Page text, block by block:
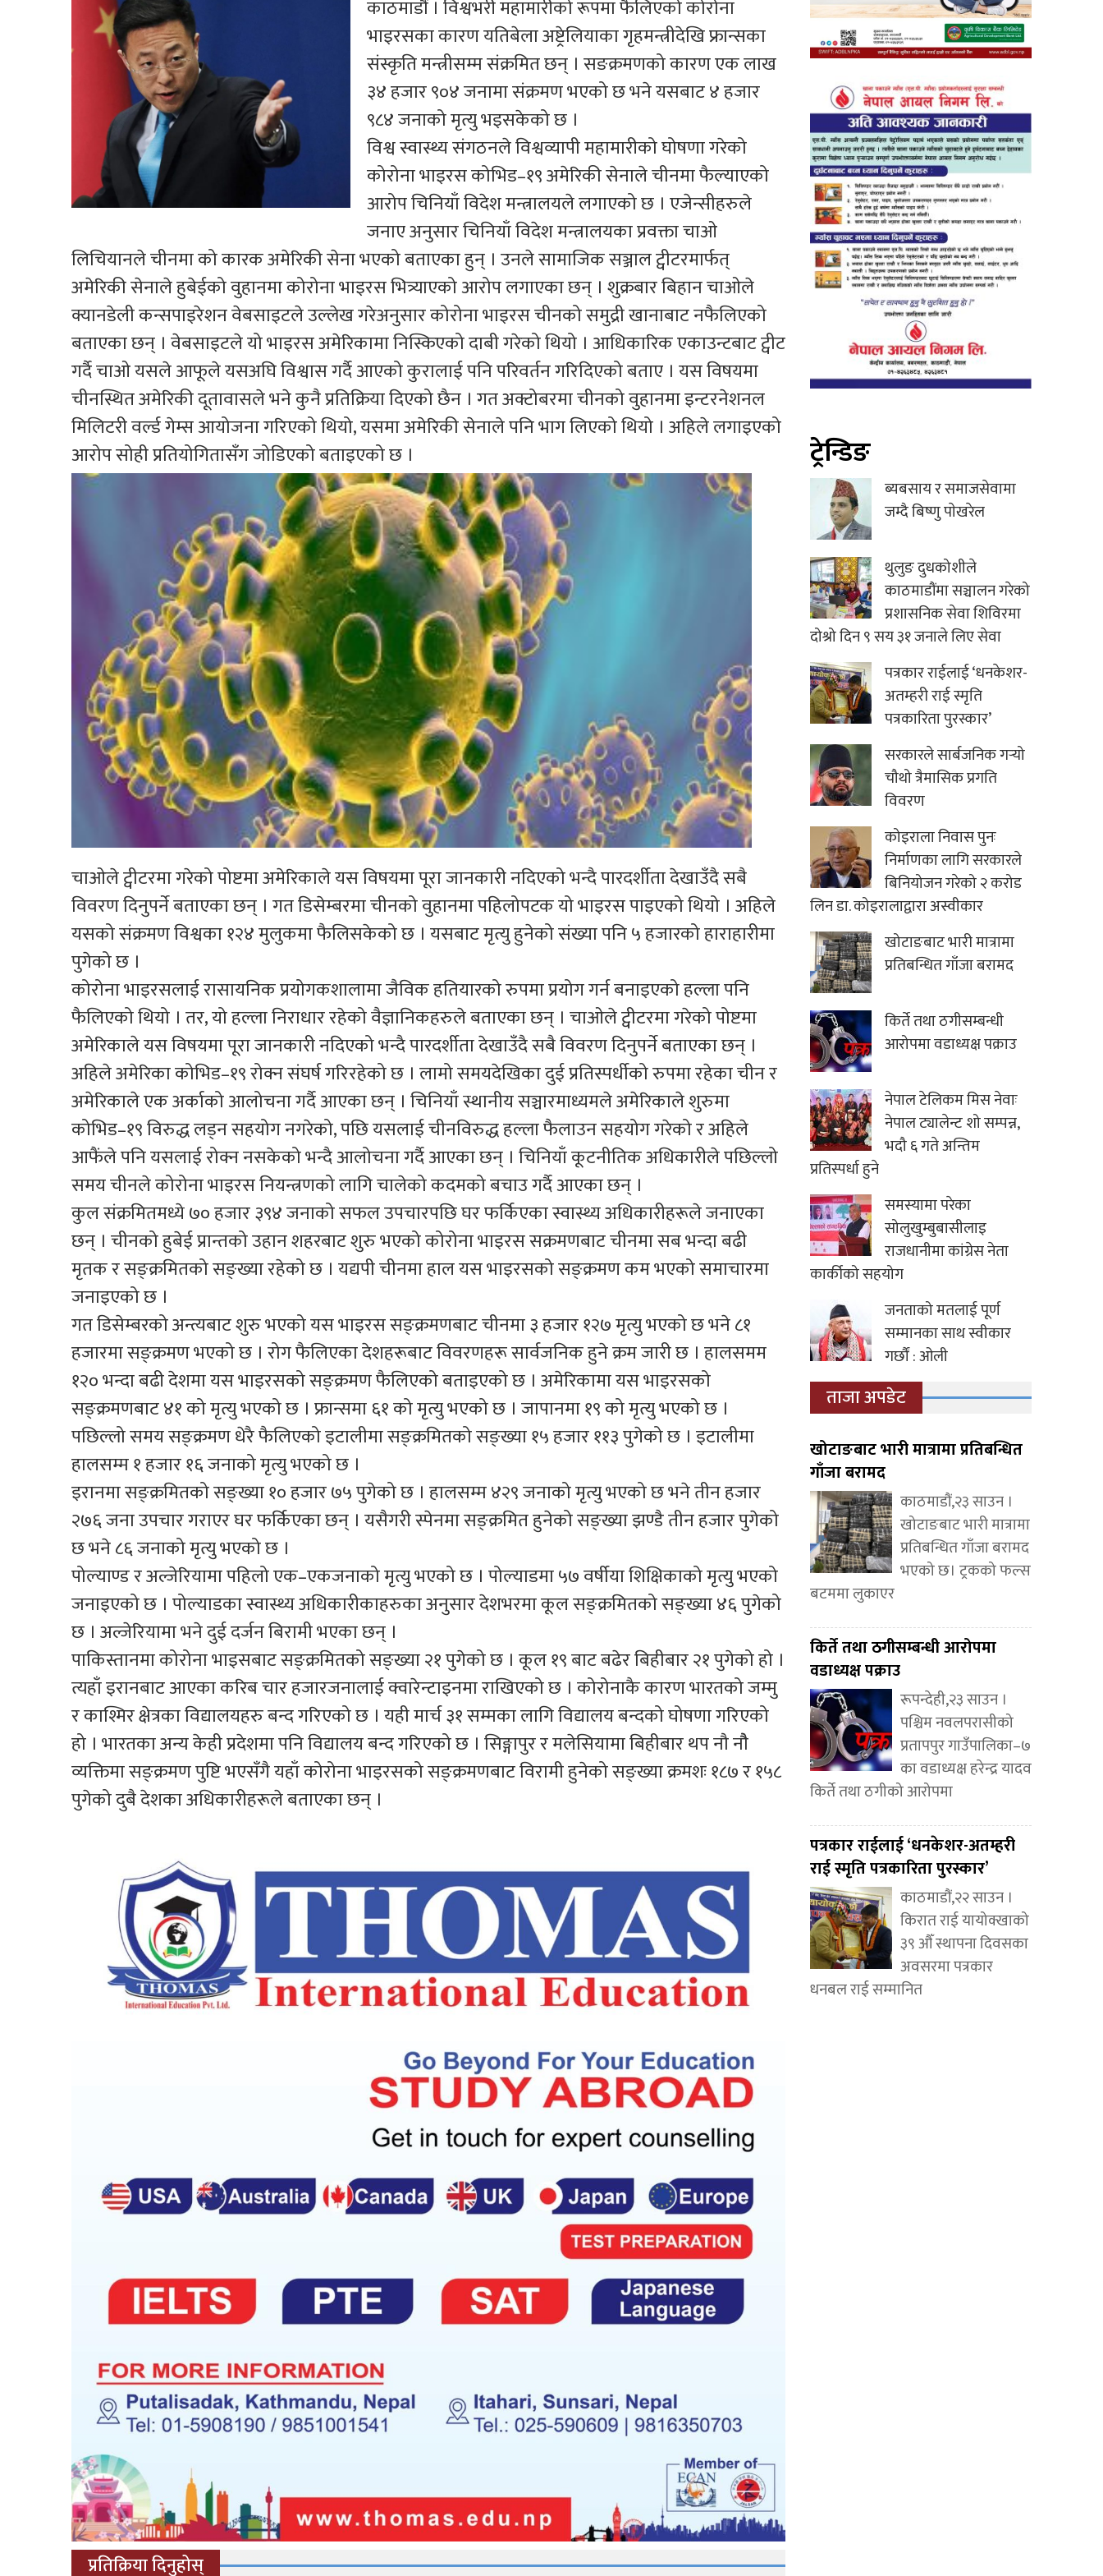
काठमाडौं । विश्वभरी महामारीको रूपमा फैलिएको कोरोना
भाइरसका कारण यतिबेला अष्ट्रेलियाका गृहमन्त्रीदेखि फ्रान्सका
संस्कृति मन्त्रीसम्म संक्रमित छन् । सङक्रमणको कारण एक लाख
३४ हजार ९०४ जनामा संक्रमण भएको छ भने यसबाट ४ हजार
९८४ जनाको मृत्यु भइसकेको छ ।
विश्व स्वास्थ्य संगठनले विश्वव्यापी महामारीको घोषणा गरेको
कोरोना भाइरस कोभिड–१९ अमेरिकी सेनाले चीनमा फैल्याएको
आरोप चिनियाँ विदेश मन्त्रालयले लगाएको छ । एजेन्सीहरुले
जनाए अनुसार चिनियाँ विदेश मन्त्रालयका प्रवक्ता चाओ
लिचियानले चीनमा को कारक अमेरिकी सेना भएको बताएका हुन् । उनले सामाजिक सञ्जाल ट्वीटरमार्फत्
अमेरिकी सेनाले हुबेईको वुहानमा कोरोना भाइरस भित्र्याएको आरोप लगाएका छन् । शुक्रबार बिहान चाओले
क्यानडेली कन्सपाइरेशन वेबसाइटले उल्लेख गरेअनुसार कोरोना भाइरस चीनको समुद्री खानाबाट नफैलिएको
बताएका छन् । वेबसाइटले यो भाइरस अमेरिकामा निस्किएको दाबी गरेको थियो । आधिकारिक एकाउन्टबाट ट्वीट
गर्दै चाओ यसले आफूले यसअघि विश्वास गर्दै आएको कुरालाई पनि परिवर्तन गरिदिएको बताए । यस विषयमा
चीनस्थित अमेरिकी दूतावासले भने कुनै प्रतिक्रिया दिएको छैन । गत अक्टोबरमा चीनको वुहानमा इन्टरनेशनल
मिलिटरी वर्ल्ड गेम्स आयोजना गरिएको थियो, यसमा अमेरिकी सेनाले पनि भाग लिएको थियो । अहिले लगाइएको
आरोप सोही प्रतियोगितासँग जोडिएको बताइएको छ ।
चाओले ट्वीटरमा गरेको पोष्टमा अमेरिकाले यस विषयमा पूरा जानकारी नदिएको भन्दै पारदर्शीता देखाउँदै सबै
विवरण दिनुपर्ने बताएका छन् । गत डिसेम्बरमा चीनको वुहानमा पहिलोपटक यो भाइरस पाइएको थियो । अहिले
यसको संक्रमण विश्वका १२४ मुलुकमा फैलिसकेको छ । यसबाट मृत्यु हुनेको संख्या पनि ५ हजारको हाराहारीमा
पुगेको छ ।
कोरोना भाइरसलाई रासायनिक प्रयोगकशालामा जैविक हतियारको रुपमा प्रयोग गर्न बनाइएको हल्ला पनि
फैलिएको थियो । तर, यो हल्ला निराधार रहेको वैज्ञानिकहरुले बताएका छन् । चाओले ट्वीटरमा गरेको पोष्टमा
अमेरिकाले यस विषयमा पूरा जानकारी नदिएको भन्दै पारदर्शीता देखाउँदै सबै विवरण दिनुपर्ने बताएका छन् ।
अहिले अमेरिका कोभिड–१९ रोक्न संघर्ष गरिरहेको छ । लामो समयदेखिका दुई प्रतिस्पर्धीको रुपमा रहेका चीन र
अमेरिकाले एक अर्काको आलोचना गर्दै आएका छन् । चिनियाँ स्थानीय सञ्चारमाध्यमले अमेरिकाले शुरुमा
कोभिड–१९ विरुद्ध लड्न सहयोग नगरेको, पछि यसलाई चीनविरुद्ध हल्ला फैलाउन सहयोग गरेको र अहिले
आफैंले पनि यसलाई रोक्न नसकेको भन्दै आलोचना गर्दै आएका छन् । चिनियाँ कूटनीतिक अधिकारीले पछिल्लो
समय चीनले कोरोना भाइरस नियन्त्रणको लागि चालेको कदमको बचाउ गर्दै आएका छन् ।
कुल संक्रमितमध्ये ७० हजार ३९४ जनाको सफल उपचारपछि घर फर्किएका स्वास्थ्य अधिकारीहरूले जनाएका
छन् । चीनको हुबेई प्रान्तको उहान शहरबाट शुरु भएको कोरोना भाइरस सक्रमणबाट चीनमा सब भन्दा बढी
मृतक र सङ्क्रमितको सङ्ख्या रहेको छ । यद्यपी चीनमा हाल यस भाइरसको सङ्क्रमण कम भएको समाचारमा
जनाइएको छ ।
गत डिसेम्बरको अन्त्यबाट शुरु भएको यस भाइरस सङ्क्रमणबाट चीनमा ३ हजार १२७ मृत्यु भएको छ भने ८१
हजारमा सङ्क्रमण भएको छ । रोग फैलिएका देशहरूबाट विवरणहरू सार्वजनिक हुने क्रम जारी छ । हालसमम
१२० भन्दा बढी देशमा यस भाइरसको सङ्क्रमण फैलिएको बताइएको छ । अमेरिकामा यस भाइरसको
सङ्क्रमणबाट ४१ को मृत्यु भएको छ । फ्रान्समा ६१ को मृत्यु भएको छ । जापानमा १९ को मृत्यु भएको छ ।
पछिल्लो समय सङ्क्रमण धेरै फैलिएको इटालीमा सङ्क्रमितको सङ्ख्या १५ हजार ११३ पुगेको छ । इटालीमा
हालसम्म १ हजार १६ जनाको मृत्यु भएको छ ।
इरानमा सङ्क्रमितको सङ्ख्या १० हजार ७५ पुगेको छ । हालसम्म ४२९ जनाको मृत्यु भएको छ भने तीन हजार
२७६ जना उपचार गराएर घर फर्किएका छन् । यसैगरी स्पेनमा सङ्क्रमित हुनेको सङ्ख्या झण्डै तीन हजार पुगेको
छ भने ८६ जनाको मृत्यु भएको छ ।
पोल्याण्ड र अल्जेरियामा पहिलो एक–एकजनाको मृत्यु भएको छ । पोल्याडमा ५७ वर्षीया शिक्षिकाको मृत्यु भएको
जनाइएको छ । पोल्याडका स्वास्थ्य अधिकारीकाहरुका अनुसार देशभरमा कूल सङ्क्रमितको सङ्ख्या ४६ पुगेको
छ । अल्जेरियामा भने दुई दर्जन बिरामी भएका छन् ।
पाकिस्तानमा कोरोना भाइसबाट सङ्क्रमितको सङ्ख्या २१ पुगेको छ । कूल १९ बाट बढेर बिहीबार २१ पुगेको हो ।
त्यहाँ इरानबाट आएका करिब चार हजारजनालाई क्वारेन्टाइनमा राखिएको छ । कोरोनाकै कारण भारतको जम्मु
र काश्मिर क्षेत्रका विद्यालयहरु बन्द गरिएको छ । यही मार्च ३१ सम्मका लागि विद्यालय बन्दको घोषणा गरिएको
हो । भारतका अन्य केही प्रदेशमा पनि विद्यालय बन्द गरिएको छ । सिङ्गापुर र मलेसियामा बिहीबार थप नौ नौै
व्यक्तिमा सङ्क्रमण पुष्टि भएसँगै यहाँ कोरोना भाइरसको सङ्क्रमणबाट विरामी हुनेको सङ्ख्या क्रमशः १८७ र १५८
पुगेको दुबै देशका अधिकारीहरूले बताएका छन् ।
प्रतिक्रिया दिनुहोस्
ट्रेन्डिङ
ब्यबसाय र समाजसेवामा
जम्दै बिष्णु पाेखरेल
थुलुङ दुधकोशीले
काठमाडौंमा सञ्चालन गरेको
प्रशासनिक सेवा शिविरमा
दोश्रो दिन ९ सय ३१ जनाले लिए सेवा
पत्रकार राईलाई ‘धनकेशर-
अतम्हरी राई स्मृति
पत्रकारिता पुरस्कार’
सरकारले सार्बजनिक गर्‍यो
चौथो त्रैमासिक प्रगति
विवरण
कोइराला निवास पुनः
निर्माणका लागि सरकारले
बिनियोजन गरेको २ करोड
लिन डा. कोइरालाद्वारा अस्वीकार
खोटाङबाट भारी मात्रामा
प्रतिबन्धित गाँजा बरामद
किर्ते तथा ठगीसम्बन्धी
आरोपमा वडाध्यक्ष पक्राउ
नेपाल टेलिकम मिस नेवाः
नेपाल ट्यालेन्ट शो सम्पन्न,
भदौ ६ गते अन्तिम
प्रतिस्पर्धा हुने
समस्यामा परेका
सोलुखुम्बुबासीलाइ
राजधानीमा कांग्रेस नेता
कार्कीको सहयोग
जनताको मतलाई पूर्ण
सम्मानका साथ स्वीकार
गर्छौं : ओली
ताजा अपडेट
खोटाङबाट भारी मात्रामा प्रतिबन्धित
गाँजा बरामद
काठमाडौं,२३ साउन ।
खोटाङबाट भारी मात्रामा
प्रतिबन्धित गाँजा बरामद
भएको छ। ट्रकको फल्स
बटममा लुकाएर
किर्ते तथा ठगीसम्बन्धी आरोपमा
वडाध्यक्ष पक्राउ
रूपन्देही,२३ साउन ।
पश्चिम नवलपरासीको
प्रतापपुर गाउँपालिका–७
का वडाध्यक्ष हरेन्द्र यादव
किर्ते तथा ठगीको आरोपमा
पत्रकार राईलाई ‘धनकेशर-अतम्हरी
राई स्मृति पत्रकारिता पुरस्कार’
काठमाडौं,२२ साउन ।
किरात राई यायोक्खाको
३९ औँ स्थापना दिवसका
अवसरमा पत्रकार
धनबल राई सम्मानित